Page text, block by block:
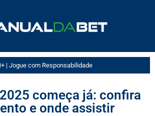
| Jogue com Responsabilidade
começa já: confira
e onde assistir